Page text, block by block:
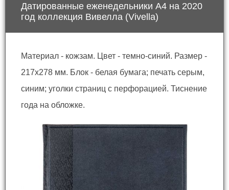
Датированные еженедельники А4 на 2020
год коллекция Вивелла (Vivella)
Материал - кожзам. Цвет - темно-синий. Размер -
217x278 мм. Блок - белая бумага; печать серым,
синим; уголки страниц с перфорацией. Тиснение
года на обложке.